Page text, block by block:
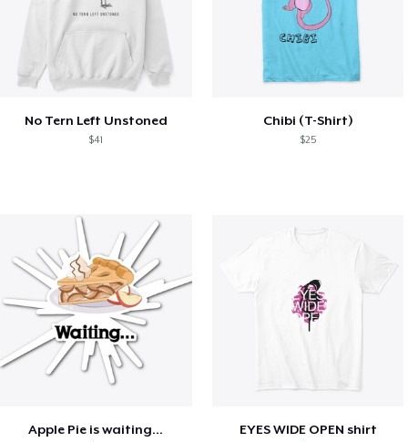
No Tern Left Unstoned
$41
Chibi (T-Shirt)
$25
Apple Pie is waiting... EYES WIDE OPEN shirt